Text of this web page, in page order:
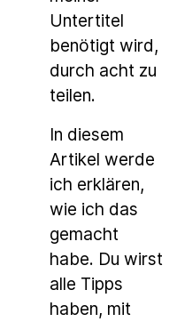
Untertitel
benötigt wird,
durch acht zu
teilen.
In diesem
Artikel werde
ich erklären,
wie ich das
gemacht
habe. Du wirst
alle Tipps
haben, mit